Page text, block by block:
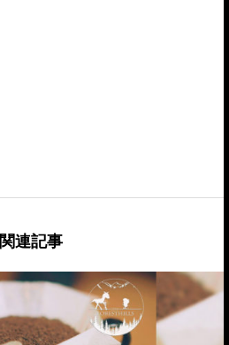
関連記事